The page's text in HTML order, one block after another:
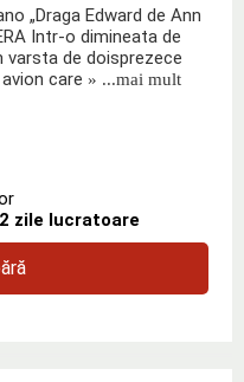
„Draga Edward de Ann
Intr-o dimineata de
varsta de doisprezece
care » ...mai mult
zile lucratoare